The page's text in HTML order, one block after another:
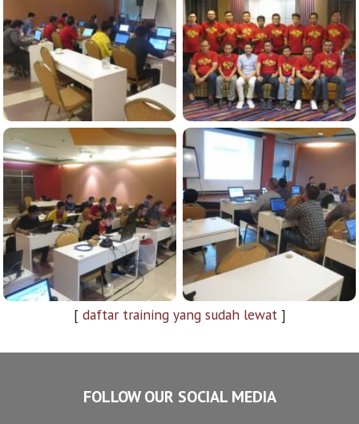
[ daftar training yang sudah lewat]
FOLLOW OUR SOCIAL MEDIA